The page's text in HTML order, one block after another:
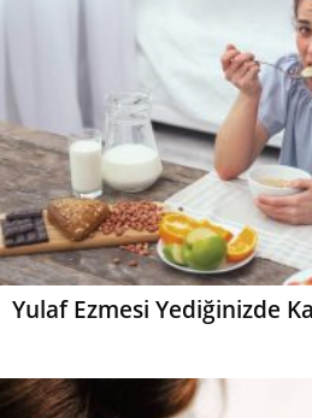
Yulaf Ezmesi Yediğinizde